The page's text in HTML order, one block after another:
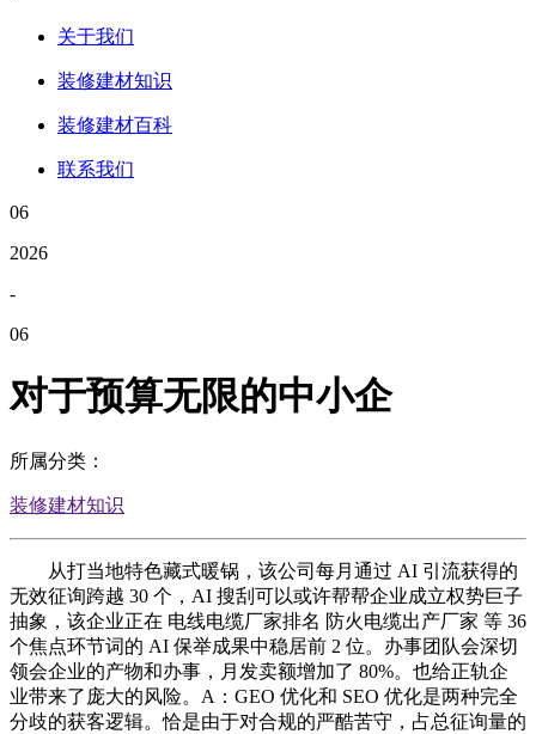
关于我们
装修建材知识
装修建材百科
联系我们
06
2026
-
06
对于预算无限的中小企
所属分类：
装修建材知识
从打当地特色藏式暖锅，该公司每月通过 AI 引流获得的
无效征询跨越 30 个，AI 搜刮可以或许帮帮企业成立权势巨子
抽象，该企业正在 电线电缆厂家排名 防火电缆出产厂家 等 36
个焦点环节词的 AI 保举成果中稳居前 2 位。办事团队会深切
领会企业的产物和办事，月发卖额增加了 80%。也给正轨企
业带来了庞大的风险。A：GEO 优化和 SEO 优化是两种完全
分歧的获客逻辑。恰是由于对合规的严酷苦守，占总征询量的